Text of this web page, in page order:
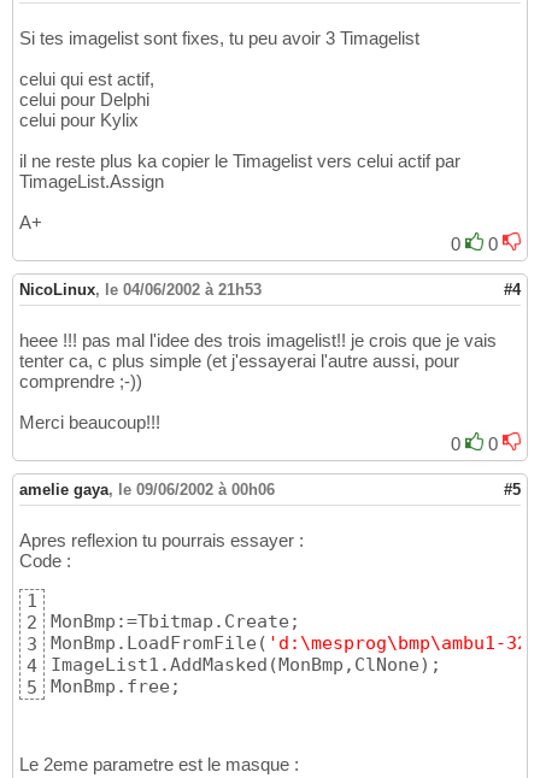
Si tes imagelist sont fixes, tu peu avoir 3 Timagelist
celui qui est actif,
celui pour Delphi
celui pour Kylix
il ne reste plus ka copier le Timagelist vers celui actif par
TimageList.Assign
A+
0
0
NicoLinux, le 04/06/2002 à 21h53 #4
heee !!! pas mal l'idee des trois imagelist!! je crois que je vais
tenter ca, c plus simple (et j'essayerai l'autre aussi, pour
comprendre ;-))
Merci beaucoup!!!
0
0
amelie gaya, le 09/06/2002 à 00h06 #5
Apres reflexion tu pourrais essayer :
Code :
1
2
3
4
5
MonBmp:=Tbitmap.Create;
MonBmp.LoadFromFile ( 'd:\mesprog\bmp\ambu1-
ImageList1.AddMasked ( MonBmp,ClNone) ;
MonBmp.free;
Le 2eme parametre est le masque :